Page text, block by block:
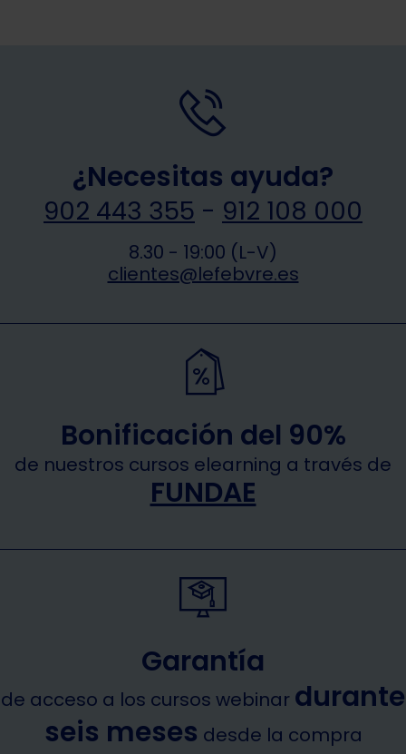
¿Necesitas ayuda?
902 443 355 - 912 108 000
8.30 - 19:00 (L-V)
clientes@lefebvre.es
Bonificación del 90%
de nuestros cursos elearning a través de
FUNDAE
Garantía
de acceso a los cursos webinar durante
seis meses desde la compra